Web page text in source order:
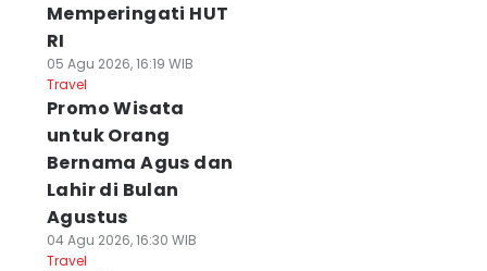
Memperingati HUT
RI
05 Agu 2026, 16:19 WIB
Travel
Promo Wisata
untuk Orang
Bernama Agus dan
Lahir di Bulan
Agustus
04 Agu 2026, 16:30 WIB
Travel